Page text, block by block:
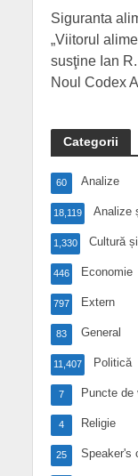
Siguranta
„Viitorul
susţine Ian
Noul Codex
Categorii
Analize
60
Analize
18,119
Cultură
1,330
Economie
446
Extern
797
General
83
Politică
11,407
Puncte de
7
Religie
4
Speaker's
25